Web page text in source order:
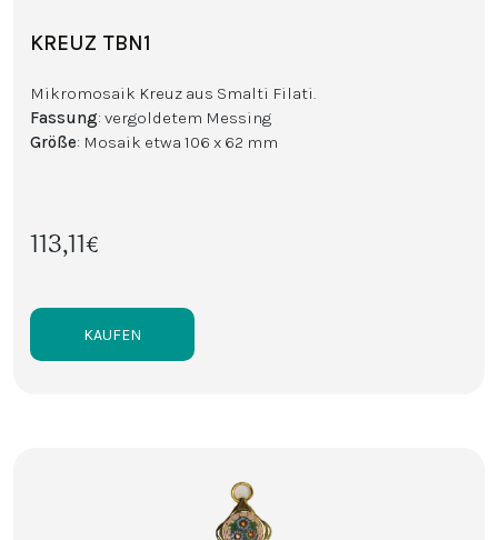
KREUZ TBN1
Mikromosaik Kreuz aus Smalti Filati.
Fassung: vergoldetem Messing
Größe: Mosaik etwa 106 x 62 mm
113,11€
KAUFEN